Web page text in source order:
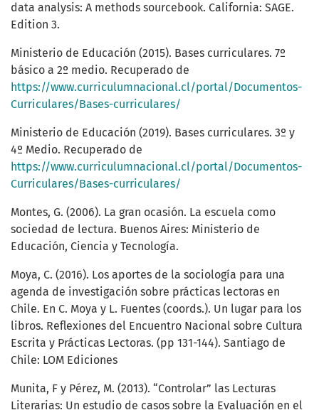
data analysis: A methods sourcebook. California: SAGE.
Edition 3.
Ministerio de Educación (2015). Bases curriculares. 7º
básico a 2º medio. Recuperado de
https://www.curriculumnacional.cl/portal/Documentos-
Curriculares/Bases-curriculares/
Ministerio de Educación (2019). Bases curriculares. 3º y
4º Medio. Recuperado de
https://www.curriculumnacional.cl/portal/Documentos-
Curriculares/Bases-curriculares/
Montes, G. (2006). La gran ocasión. La escuela como
sociedad de lectura. Buenos Aires: Ministerio de
Educación, Ciencia y Tecnología.
Moya, C. (2016). Los aportes de la sociología para una
agenda de investigación sobre prácticas lectoras en
Chile. En C. Moya y L. Fuentes (coords.). Un lugar para los
libros. Reflexiones del Encuentro Nacional sobre Cultura
Escrita y Prácticas Lectoras. (pp 131-144). Santiago de
Chile: LOM Ediciones
Munita, F y Pérez, M. (2013). “Controlar” las Lecturas
Literarias: Un estudio de casos sobre la Evaluación en el